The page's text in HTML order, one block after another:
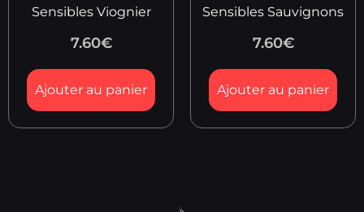
Sensibles Viognier
7.60€
Ajouter au panier
Sensibles Sauvignons
7.60€
Ajouter au panier